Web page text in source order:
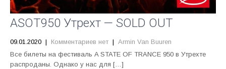
ASOT950 Утрехт — SOLD OUT
09.01.2020 | Комментариев нет | Armin Van Buuren
Все билеты на фестиваль A STATE OF TRANCE 950 в Утрехте
распроданы. Однако у нас для […]